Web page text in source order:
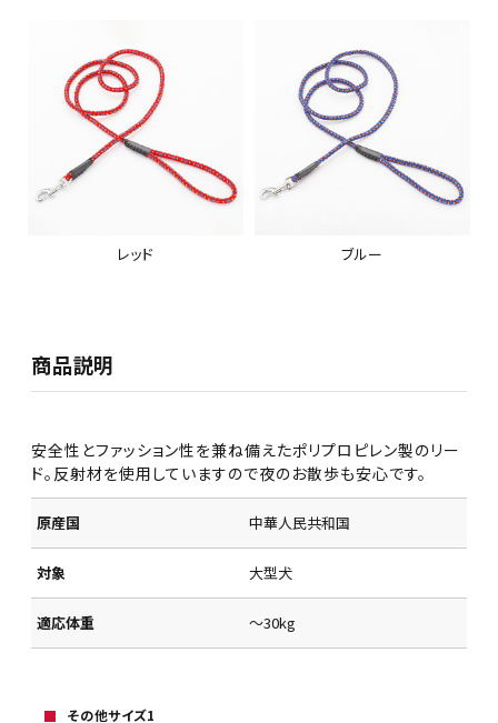
レッド ブルー
商品説明
安全性とファッション性を兼ね備えたポリプロピレン製のリー
ド。反射材を使用していますので夜のお散歩も安心です。
原産国 中華人民共和国
対象 大型犬
適応体重 ～30kg
その他サイズ1